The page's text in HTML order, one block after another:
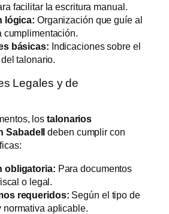
facilitar la escritura manual.
lógica: Organización que guíe al
cumplimentación.
básicas: Indicaciones sobre el
talonario.
Legales y de
lostalonarios
deben cumplir con
obligatoria: Para documentos
o legal.
requeridos: Según el tipo de
normativa aplicable.